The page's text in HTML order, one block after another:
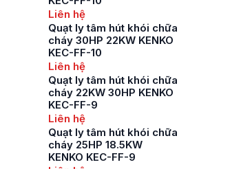
Liên hệ
Quạt ly tâm hút khói chữa
cháy 30HP 22KW KENKO
KEC-FF-10
Liên hệ
Quạt ly tâm hút khói chữa
cháy 22KW 30HP KENKO
KEC-FF-9
Liên hệ
Quạt ly tâm hút khói chữa
cháy 25HP 18.5KW
KENKO KEC-FF-9